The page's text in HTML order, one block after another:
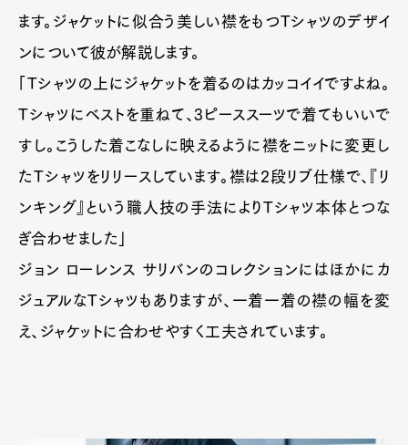
ます。ジャケットに似合う美しい襟をもつTシャツのデザイ
ンについて彼が解説します。
「Tシャツの上にジャケットを着るのはカッコイイですよね。
Tシャツにベストを重ねて、3ピーススーツで着てもいいで
すし。こうした着こなしに映えるように襟をニットに変更し
たTシャツをリリースしています。襟は2段リブ仕様で、『リ
ンキング』という職人技の手法によりTシャツ本体とつな
ぎ合わせました」
ジョン ローレンス サリバンのコレクションにはほかにカ
ジュアルなTシャツもありますが、一着一着の襟の幅を変
え、ジャケットに合わせやすく工夫されています。